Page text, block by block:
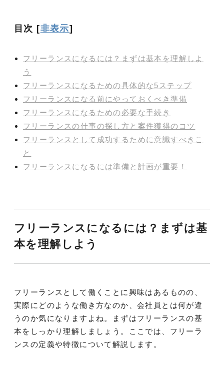
目次 [非表示]
フリーランスになるには？まずは基本を理解しよ
う
フリーランスになるための具体的な5ステップ
フリーランスになる前にやっておくべき準備
フリーランスになるための必要な手続き
フリーランスの仕事の探し方と案件獲得のコツ
フリーランスとして成功するために意識すべきこ
と
フリーランスになるには準備と計画が重要！
フリーランスになるには？まずは基
本を理解しよう
フリーランスとして働くことに興味はあるものの、
実際にどのような働き方なのか、会社員とは何が違
うのか気になりますよね。まずはフリーランスの基
本をしっかり理解しましょう。ここでは、フリーラ
ンスの定義や特徴について解説します。